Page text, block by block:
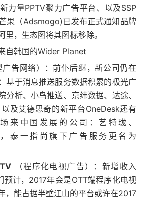
力量PPTV聚力广告平台、以及SSP
果（Adsmogo)已发布正式通知品牌
里，生态图将其图标移除。
自韩国的Wider Planet
广告网络）：前仆后继，新公司仍在
基于消息推送服务数据积累的极光广
分析、小鸟推送、京纬数据、达途、
及艾德思奇的新平台OneDesk还有
来中国发展的公司：艺特珑、
泰一指尚旗下广告服务更名为
（程序化电视广告）：新增收入
预计，2017年会是OTT端程序化电视
，能占据半壁江山的平台或许在2017